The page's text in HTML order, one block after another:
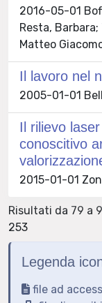
2016-05-01
Resta,
Matteo
Il lavoro nel
2005-01-01
Il rilievo
conoscitivo
2015-01-01
Risultati da 79 a
253
Legenda
file ad